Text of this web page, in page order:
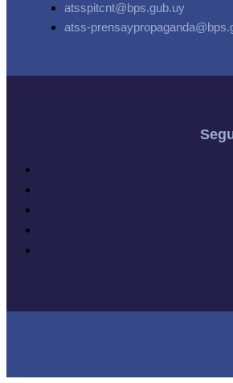
atsspitcnt@bps.gub.uy
atss-